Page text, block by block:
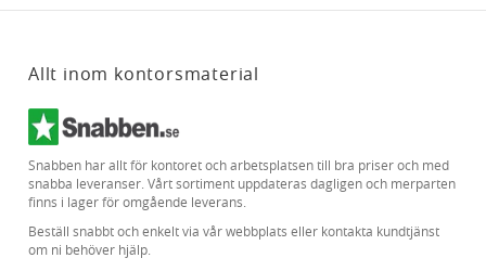
Allt inom kontorsmaterial
Snabben har allt för kontoret och arbetsplatsen till bra priser och med
snabba leveranser. Vårt sortiment uppdateras dagligen och merparten
finns i lager för omgående leverans.
Beställ snabbt och enkelt via vår webbplats eller kontakta kundtjänst
om ni behöver hjälp.